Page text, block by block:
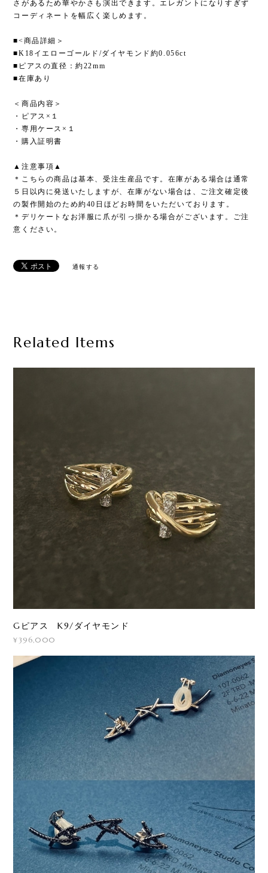
さがあるため華やかさも演出できます。エレガントになりすぎず
コーディネートを幅広く楽しめます。
■<商品詳細＞
■K18イエローゴールド/ダイヤモンド約0.056ct
■ピアスの直径：約22mm
■在庫あり
＜商品内容＞
・ピアス×１
・専用ケース×１
・購入証明書
▲注意事項▲
＊こちらの商品は基本、受注生産品です。在庫がある場合は通常
５日以内に発送いたしますが、在庫がない場合は、ご注文確定後
の製作開始のため約40日ほどお時間をいただいております。
＊デリケートなお洋服に爪が引っ掛かる場合がございます。ご注
意ください。
通報する
Related Items
Gピアス K9/ダイヤモンド
¥396,000